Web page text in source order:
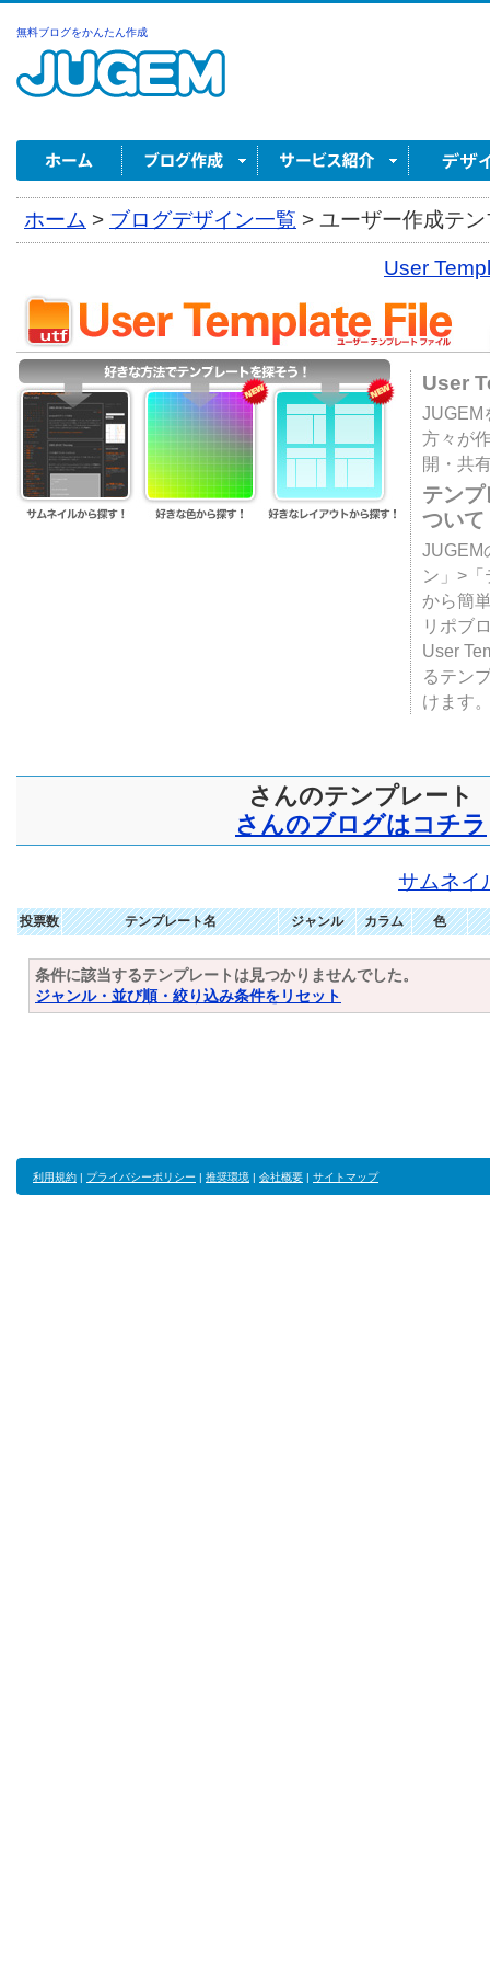
無料ブログをかんたん作成
ホーム > ブログデザイン一覧 > ユーザー作成テ
User
User
JUGEM
方々が
開・共
テン
ついて
JUGEM
ン」>
から簡
リポブ
User
るテン
けます
さんのテンプレート
さんのブログはコチラ
サムネイ
投票数 テンプレート名 ジャンル カラム 色
条件に該当するテンプレートは見つかりませんでした。
ジャンル・並び順・絞り込み条件をリセット
利用規約 | プライバシーポリシー | 推奨環境 | 会社概要 | サイトマップ